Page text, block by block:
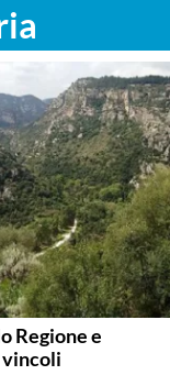
Regione e
vincoli